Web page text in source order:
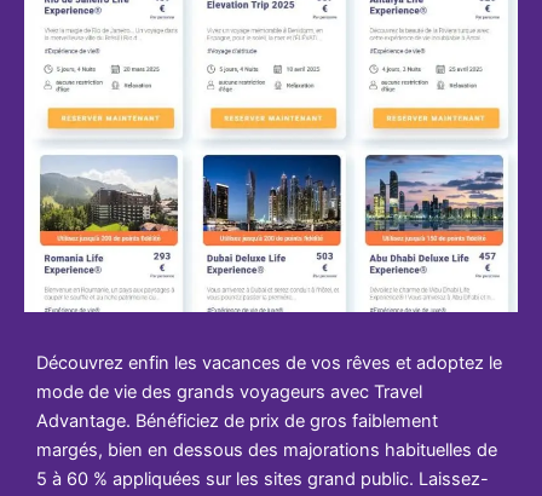
Découvrez enfin les vacances de vos rêves et adoptez le
mode de vie des grands voyageurs avec Travel
Advantage. Bénéficiez de prix de gros faiblement
margés, bien en dessous des majorations habituelles de
5 à 60 % appliquées sur les sites grand public. Laissez-